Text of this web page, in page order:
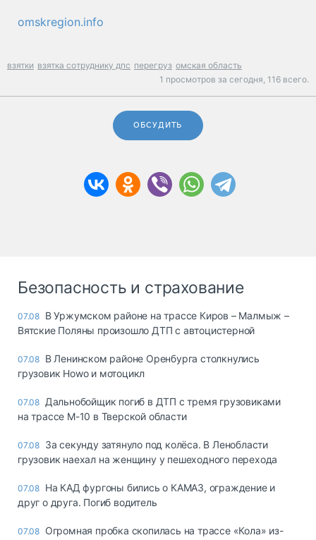
omskregion.info
взятки взятка сотруднику дпс перегруз омская область
1 просмотров за сегодня, 116 всего.
ОБСУДИТЬ
Безопасность и страхование
07.08 В Уржумском районе на трассе Киров – Малмыж –
Вятские Поляны произошло ДТП с автоцистерной
07.08 В Ленинском районе Оренбурга столкнулись
грузовик Howo и мотоцикл
07.08 Дальнобойщик погиб в ДТП с тремя грузовиками
на трассе М-10 в Тверской области
07.08 За секунду затянуло под колёса. В Ленобласти
грузовик наехал на женщину у пешеходного перехода
07.08 На КАД фургоны бились о КАМАЗ, ограждение и
друг о друга. Погиб водитель
07.08 Огромная пробка скопилась на трассе «Кола» из-